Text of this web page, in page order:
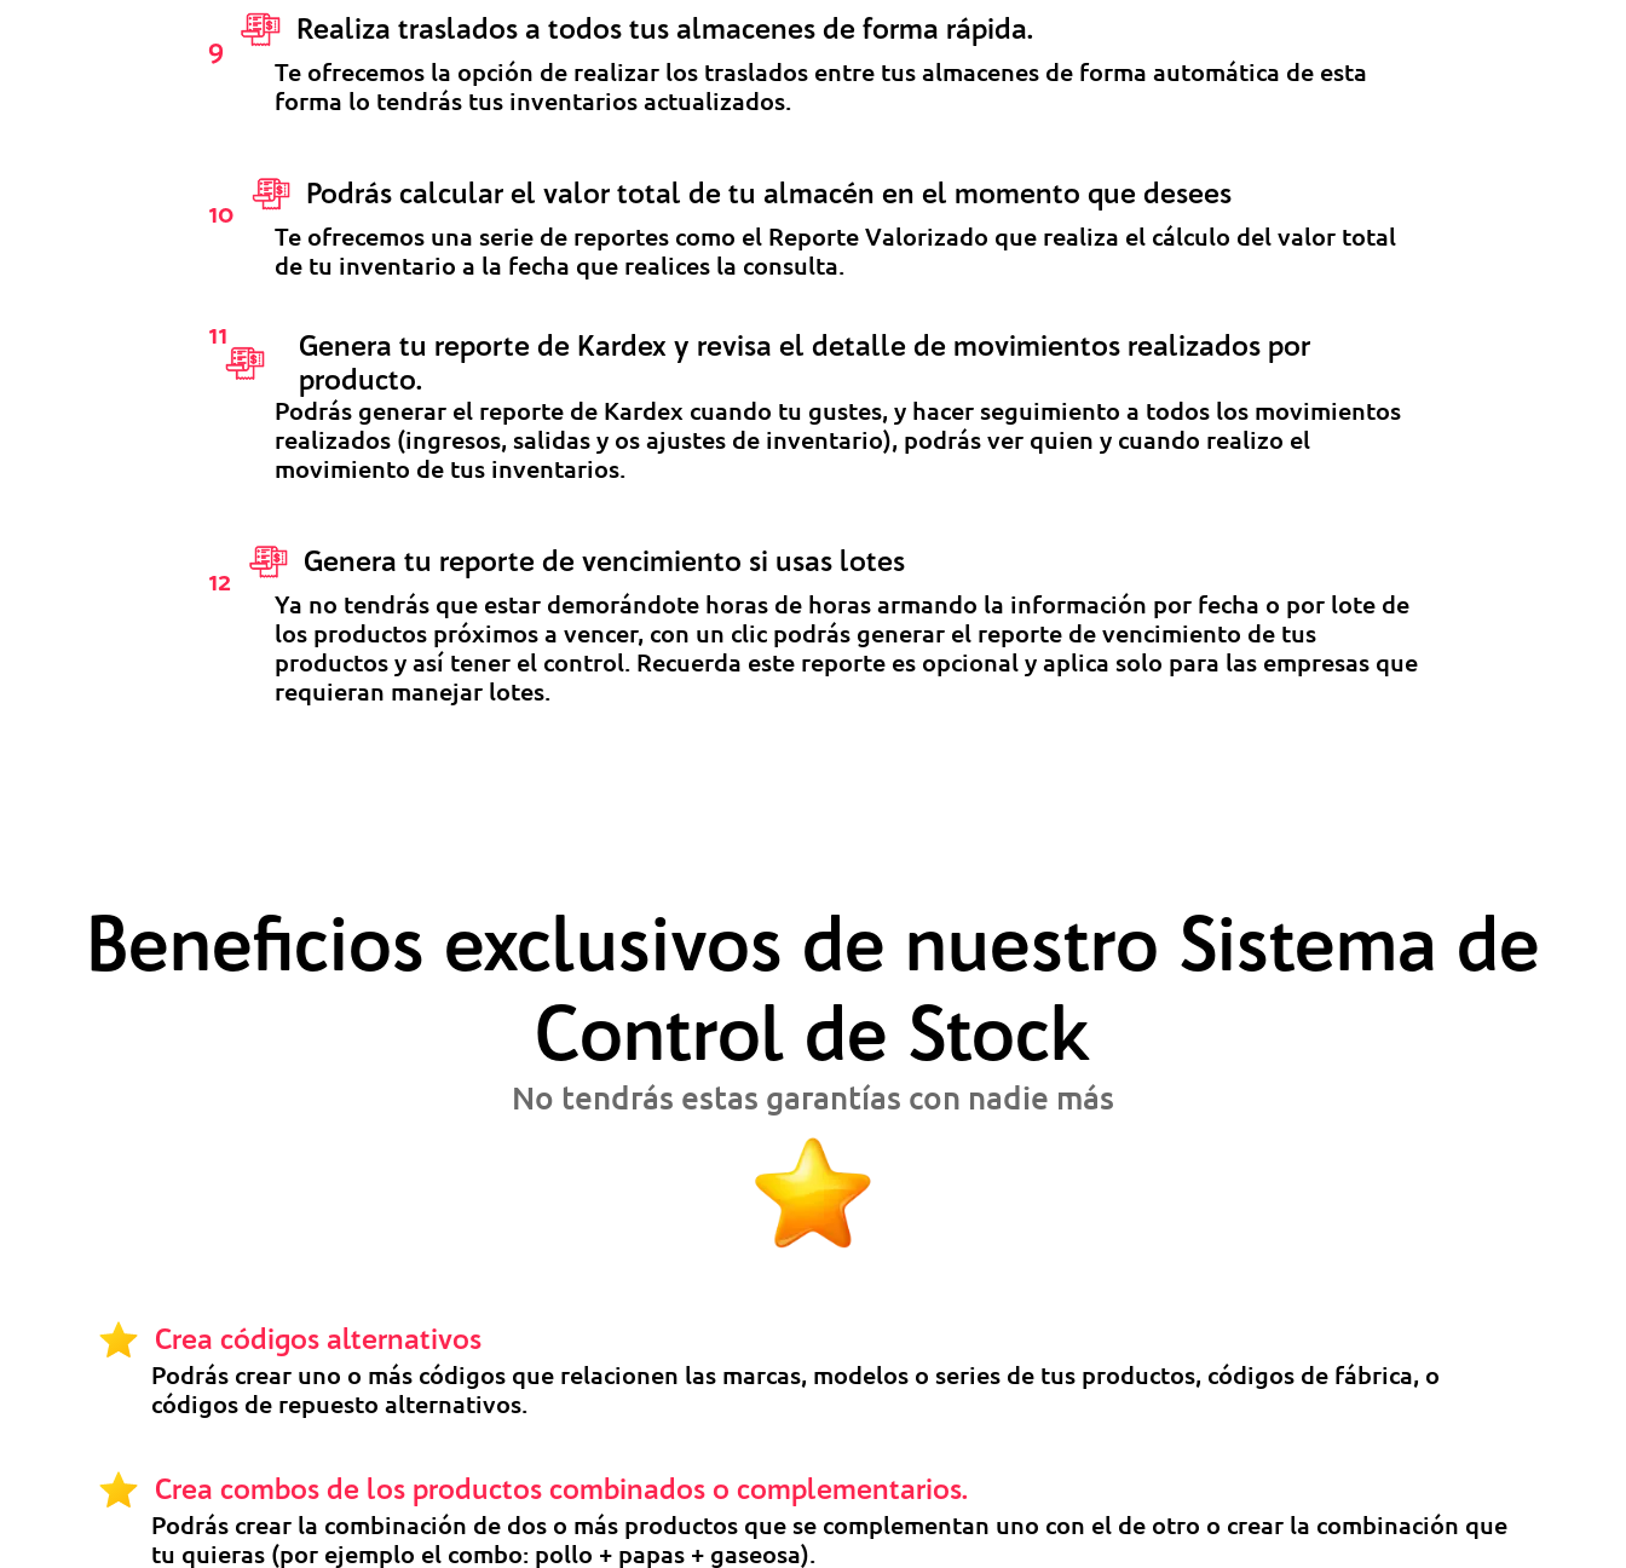
9
Realiza traslados a todos tus almacenes de forma rápida.
Te ofrecemos la opción de realizar los traslados entre tus almacenes de forma automática de esta
forma lo tendrás tus inventarios actualizados.
10
Podrás calcular el valor total de tu almacén en el momento que desees
Te ofrecemos una serie de reportes como el Reporte Valorizado que realiza el cálculo del valor total
de tu inventario a la fecha que realices la consulta.
11
Genera tu reporte de Kardex y revisa el detalle de movimientos realizados por
producto.
Podrás generar el reporte de Kardex cuando tu gustes, y hacer seguimiento a todos los movimientos
realizados (​ingresos, salidas y os ajustes de inventario), podrás ver quien y cuando realizo el
movimiento de tus inventarios.
12
Genera tu reporte de vencimiento si usas lotes
Ya no tendrás que estar demorándote horas de horas armando la información por fecha o por lote de
los productos próximos a vencer, con un clic podrás generar el reporte de vencimiento de tus
productos y así tener el control. Recuerda este reporte es opcional y aplica solo para las empresas que
requieran manejar lotes.
Beneficios exclusivos de nuestro Sistema de
Control de Stock
No tendrás estas garantías con nadie más
Crea códigos alternativos
Podrás crear uno o más códigos que relacionen las marcas, modelos o series de tus productos, códigos de fábrica, o
códigos de repuesto alternativos.
Crea combos de los productos combinados o complementarios.
Podrás crear la combinación de dos o más productos que se complementan uno con el de otro o crear la combinación que
tu quieras (por ejemplo el combo: pollo + papas + gaseosa).